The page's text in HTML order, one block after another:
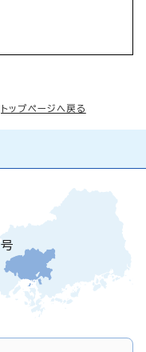
トップページへ戻る